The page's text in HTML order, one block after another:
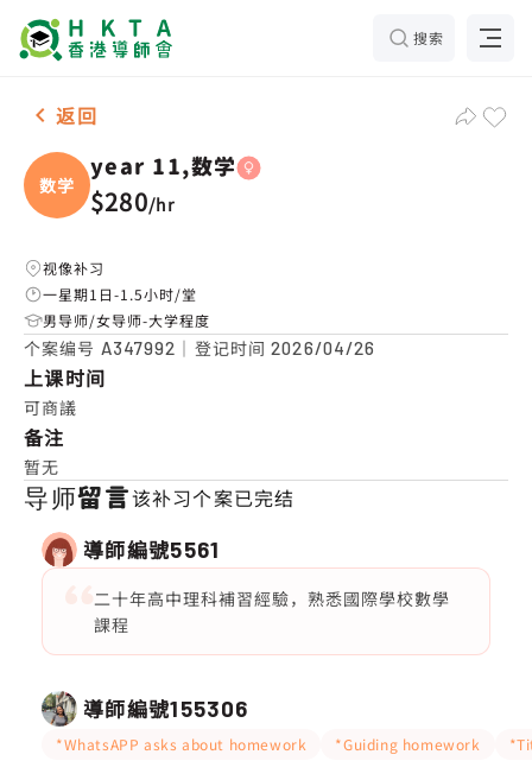
搜索
女-1名 year 11,数学，大埔 补习推介
返回
数学
year 11,数学
$280/hr
视像补习
一星期1日-1.5小时/堂
男导师/女导师-大学程度
个案编号 A347992 ｜登记时间2026/04/26
上课时间
可商議
备注
暂无
导师留言该补习个案已完结
導師編號5561
二十年高中理科補習經驗，熟悉國際學校數學
課程
導師編號155306
*WhatsAPP asks about homework *Guiding homework